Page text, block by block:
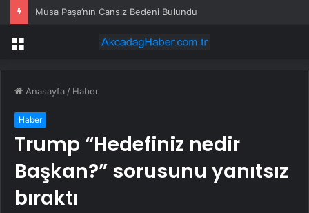
Musa Paşa’nın Cansız Bedeni Bulundu
Menü
Anasayfa / Haber
Haber
Trump “Hedefiniz nedir
Başkan?” sorusunu yanıtsız
bıraktı